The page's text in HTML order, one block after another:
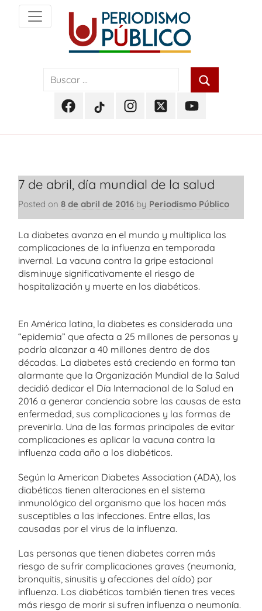
content
Periodismo
PúblicoFacebook
Periodismo
TikTok
Periodismo
InstagramTwitterYoutube
7 de abril, día mundial de la salud
Posted on 8 de abril de 2016 by Periodismo Público
La diabetes avanza en el mundo y multiplica las
complicaciones de la influenza en temporada
invernal. La vacuna contra la gripe estacional
disminuye significativamente el riesgo de
hospitalización y muerte en los diabéticos.
En América latina, la diabetes es considerada una
“epidemia” que afecta a 25 millones de personas y
podría alcanzar a 40 millones dentro de dos
décadas. La diabetes está creciendo en forma tan
alarmante que la Organización Mundial de la Salud
decidió dedicar el Día Internacional de la Salud en
2016 a generar conciencia sobre las causas de esta
enfermedad, sus complicaciones y las formas de
prevenirla. Una de las formas principales de evitar
complicaciones es aplicar la vacuna contra la
influenza cada año a los diabéticos.
Según la American Diabetes Association (ADA), los
diabéticos tienen alteraciones en el sistema
inmunológico del organismo que los hacen más
susceptibles a las infecciones. Entre ellas, las
causadas por el virus de la influenza.
Las personas que tienen diabetes corren más
riesgo de sufrir complicaciones graves (neumonía,
bronquitis, sinusitis y afecciones del oído) por
influenza. Los diabéticos también tienen tres veces
más riesgo de morir si sufren influenza o neumonía.